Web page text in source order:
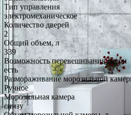
Тип управления
электромеханическое
Количество дверей
2
Общий объем, л
339
Возможность перевешивания двери
есть
Размораживание морозильной
Ручное
Морозильная камера
снизу